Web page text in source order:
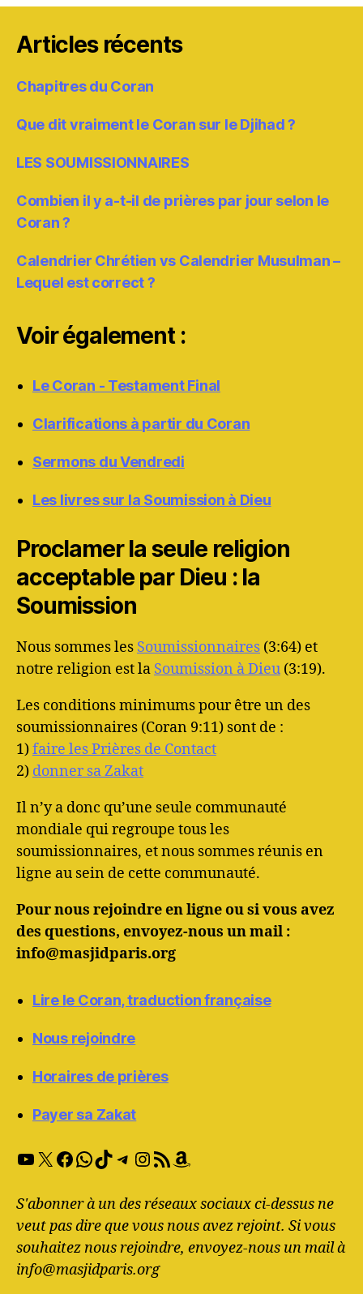
Articles récents
Chapitres du Coran
Que dit vraiment le Coran sur le Djihad ?
LES SOUMISSIONNAIRES
Combien il y a-t-il de prières par jour selon le
Coran ?
Calendrier Chrétien vs Calendrier Musulman –
Lequel est correct ?
Voir également :
Le Coran - Testament Final
Clarifications à partir du Coran
Sermons du Vendredi
Les livres sur la Soumission à Dieu
Proclamer la seule religion
acceptable par Dieu : la
Soumission
Nous sommes les Soumissionnaires (3:64) et
notre religion est la Soumission à Dieu (3:19).
Les conditions minimums pour être un des
soumissionnaires (Coran 9:11) sont de :
1)faire les Prières de Contact
2) donner sa Zakat
Il n’y a donc qu’une seule communauté
mondiale qui regroupe tous les
soumissionnaires, et nous sommes réunis en
ligne au sein de cette communauté.
Pour nous rejoindre en ligne ou si vous avez
des questions, envoyez-nous un mail :
info@masjidparis.org
Lire le Coran, traduction française
Nous rejoindre
Horaires de prières
Payer sa Zakat
YouTube
X Facebook
WhatsApp
TikTok
Telegram
Instagram
RSS FeedAmazon
S'abonner à un des réseaux sociaux ci-dessus ne
veut pas dire que vous nous avez rejoint. Si vous
souhaitez nous rejoindre, envoyez-nous un mail à
info@masjidparis.org